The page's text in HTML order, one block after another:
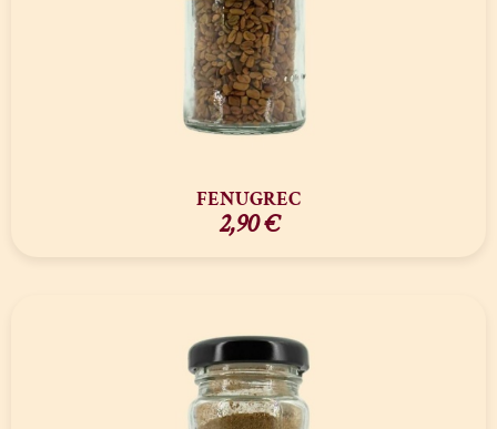
FENUGREC
2,90€